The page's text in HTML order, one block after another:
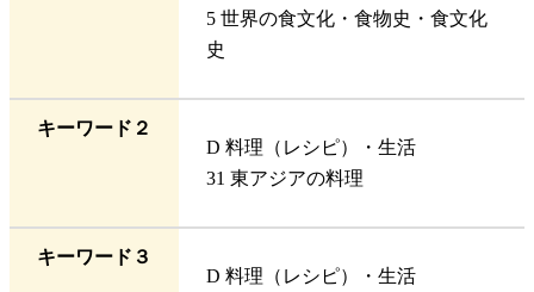
5 世界の食文化・食物史・食文化
史
キーワード２
D 料理（レシピ）・生活
31 東アジアの料理
キーワード３
D 料理（レシピ）・生活